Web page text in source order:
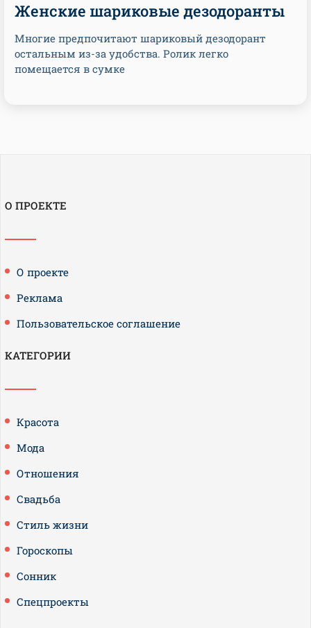
Женские шариковые дезодоранты
Многие предпочитают шариковый дезодорант
остальным из-за удобства. Ролик легко
помещается в сумке
О ПРОЕКТЕ
О проекте
Реклама
Пользовательское соглашение
КАТЕГОРИИ
Красота
Мода
Отношения
Свадьба
Стиль жизни
Гороскопы
Сонник
Спецпроекты